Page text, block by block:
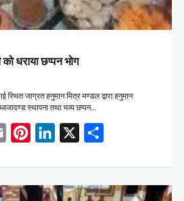
धराया छप्पन भोग
स्थित जाग्रत हनुमान मित्र मण्डल द्वारा हनुमान
स्थापना तथा भव्य छप्पन…
EmailPinterest
LinkedIn
X